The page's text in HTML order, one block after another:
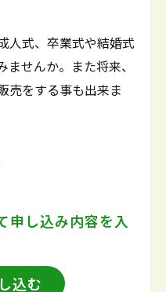
人式、卒業式や結婚式
せんか。また将来、
売をする事も出来ま
申し込み内容を入
込む